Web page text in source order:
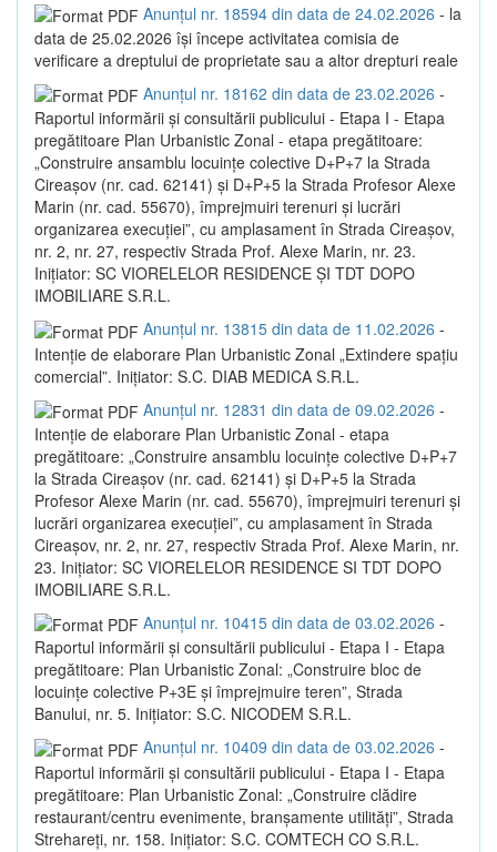
Anunțul nr. 18594 din data de 24.02.2026 - la
data de 25.02.2026 își începe activitatea comisia de
verificare a dreptului de proprietate sau a altor drepturi reale
Anunțul nr. 18162 din data de 23.02.2026 -
Raportul informării și consultării publicului - Etapa I - Etapa
pregătitoare Plan Urbanistic Zonal - etapa pregătitoare:
„Construire ansamblu locuințe colective D+P+7 la Strada
Cireașov (nr. cad. 62141) și D+P+5 la Strada Profesor Alexe
Marin (nr. cad. 55670), împrejmuiri terenuri și lucrări
organizarea execuției”, cu amplasament în Strada Cireașov,
nr. 2, nr. 27, respectiv Strada Prof. Alexe Marin, nr. 23.
Inițiator: SC VIORELELOR RESIDENCE ȘI TDT DOPO
IMOBILIARE S.R.L.
Anunțul nr. 13815 din data de 11.02.2026 -
Intenție de elaborare Plan Urbanistic Zonal „Extindere spațiu
comercial”. Inițiator: S.C. DIAB MEDICA S.R.L.
Anunțul nr. 12831 din data de 09.02.2026 -
Intenție de elaborare Plan Urbanistic Zonal - etapa
pregătitoare: „Construire ansamblu locuințe colective D+P+7
la Strada Cireașov (nr. cad. 62141) și D+P+5 la Strada
Profesor Alexe Marin (nr. cad. 55670), împrejmuiri terenuri și
lucrări organizarea execuției”, cu amplasament în Strada
Cireașov, nr. 2, nr. 27, respectiv Strada Prof. Alexe Marin, nr.
23. Inițiator: SC VIORELELOR RESIDENCE SI TDT DOPO
IMOBILIARE S.R.L.
Anunțul nr. 10415 din data de 03.02.2026 -
Raportul informării și consultării publicului - Etapa I - Etapa
pregătitoare: Plan Urbanistic Zonal: „Construire bloc de
locuințe colective P+3E și împrejmuire teren”, Strada
Banului, nr. 5. Inițiator: S.C. NICODEM S.R.L.
Anunțul nr. 10409 din data de 03.02.2026 -
Raportul informării și consultării publicului - Etapa I - Etapa
pregătitoare: Plan Urbanistic Zonal: „Construire clădire
restaurant/centru evenimente, branșamente utilități”, Strada
Strehareți, nr. 158. Inițiator: S.C. COMTECH CO S.R.L.